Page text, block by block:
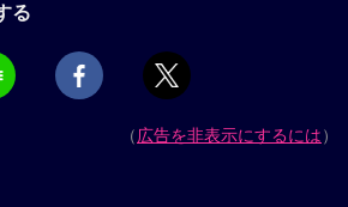
る
（広告を非表示にするには）